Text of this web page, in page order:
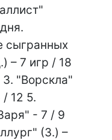
сыгранных
– 7 игр / 18
"Ворскла"
12 5.
- 7 / 9
(З.) –